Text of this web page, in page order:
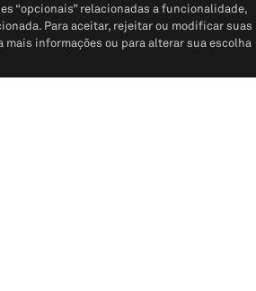
“opcionais” relacionadas a funcionalidade,
Para aceitar, rejeitar ou modificar suas
informações ou para alterar sua escolha